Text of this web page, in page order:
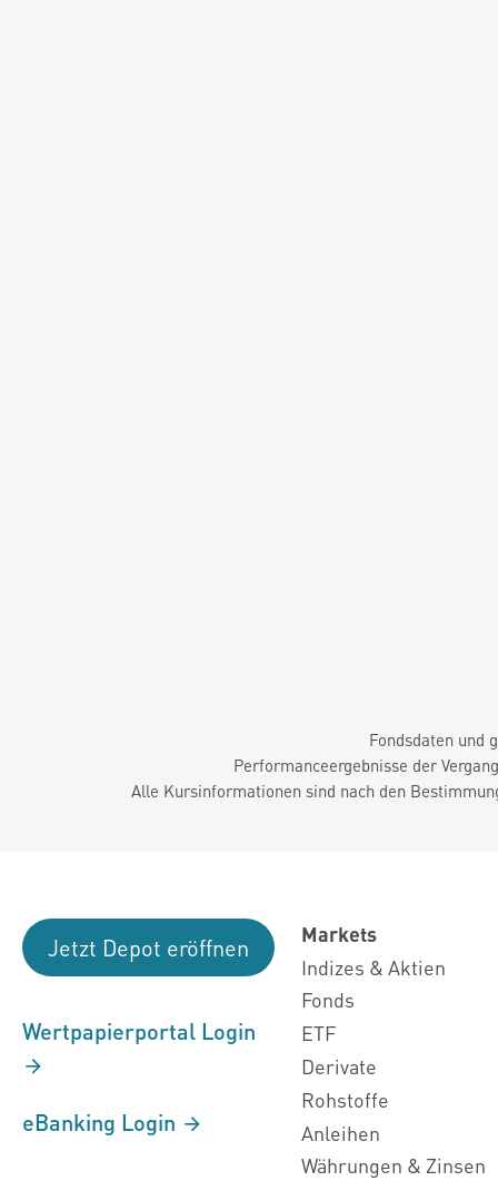
Fondsdaten und
Performanceergebnisse der
Alle Kursinformationen sind nach den
Jetzt Depot eröffnen
Wertpapierportal Login
eBanking Login
Markets
Indizes & Aktien
Fonds
ETF
Derivate
Rohstoffe
Anleihen
Währungen & Zinsen